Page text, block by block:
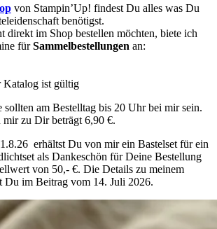
von Stampin’Up! findest Du alles was Du
benötigst.
direkt im Shop bestellen möchten, biete ich
fürSammelbestellungen an:
Katalog ist gültig
sollten am Bestelltag bis 20 Uhr bei mir sein.
mir zu Dir beträgt 6,90 €.
erhältst Du von mir ein Bastelset für ein
als Dankeschön für Deine Bestellung
von 50,- €. Die Details zu meinem
Du im Beitrag vom 14. Juli 2026.